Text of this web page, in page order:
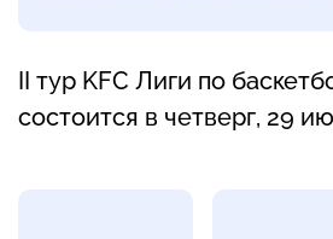
II тур KFC Лиги по
состоится в четверг, 29